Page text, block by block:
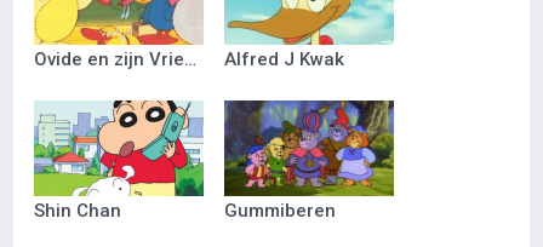
Ovide en zijn Vriendjes Alfred J Kwak
Shin Chan Gummiberen